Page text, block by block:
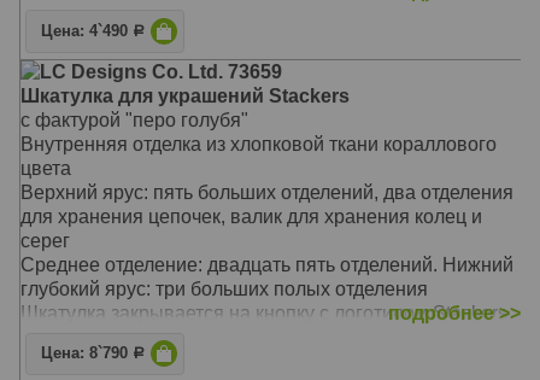
Цена: 4`490 Р
LC Designs Co. Ltd. 73659
Шкатулка для украшений Stackers
с фактурой "перо голубя"
Внутренняя отделка из хлопковой ткани кораллового
цвета
Верхний ярус: пять больших отделений, два отделения
для хранения цепочек, валик для хранения колец и
серег
Среднее отделение: двадцать пять отделений. Нижний
глубокий ярус: три больших полых отделения
Шкатулка закрывается на кнопку с логотипом Stackers
Материал: Искуственная кожа
Размер: 25х18х13,5 см
подробнее >>
Цена: 8`790 Р